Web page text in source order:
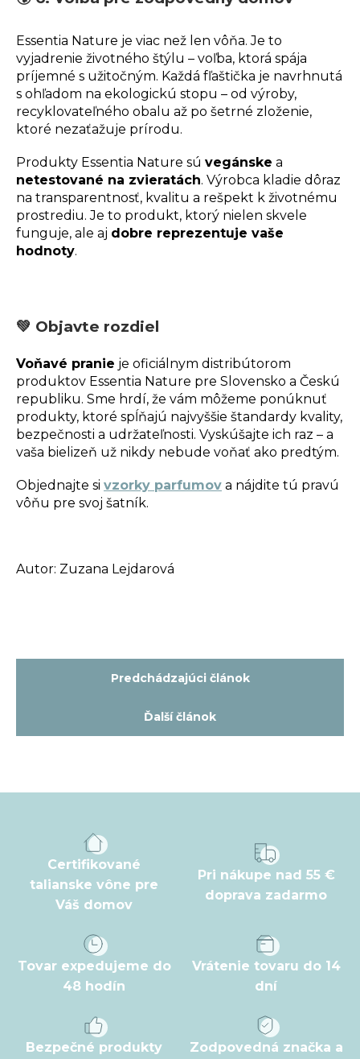
Essentia Nature je viac než len vôňa. Je to
vyjadrenie životného štýlu – voľba, ktorá spája
príjemné s užitočným. Každá fľaštička je navrhnutá
s ohľadom na ekologickú stopu – od výroby,
recyklovateľného obalu až po šetrné zloženie,
ktoré nezaťažuje prírodu.
Produkty Essentia Nature sú vegánske a
netestované na zvieratách. Výrobca kladie dôraz
na transparentnosť, kvalitu a rešpekt k životnému
prostrediu. Je to produkt, ktorý nielen skvele
funguje, ale aj dobre reprezentuje vaše
hodnoty.
💚 Objavte rozdiel
Voňavé pranie je oficiálnym distribútorom
produktov Essentia Nature pre Slovensko a Českú
republiku. Sme hrdí, že vám môžeme ponúknuť
produkty, ktoré spĺňajú najvyššie štandardy kvality,
bezpečnosti a udržateľnosti. Vyskúšajte ich raz – a
vaša bielizeň už nikdy nebude voňať ako predtým.
Objednajte si vzorky parfumov a nájdite tú pravú
vôňu pre svoj šatník.
Autor: Zuzana Lejdarová
Predchádzajúci článok
Ďalší článok
á
Certifikované
talianske vône pre
Váš domov
Pri nákupe nad 55 €
doprava zadarmo
Tovar expedujeme do
48 hodín
Vrátenie tovaru do 14
dní
Bezpečné produkty
Zodpovedná značka a